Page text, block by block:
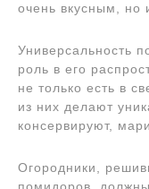
очень вкусным, но
Универсальность
роль в его
не только есть в
из них делают
консервируют,
Огородники,